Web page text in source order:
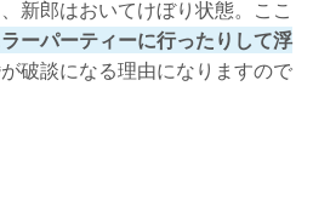
新郎はおいてけぼり状態。ここ
ーパーティーに行ったりして浮
破談になる理由になりますので